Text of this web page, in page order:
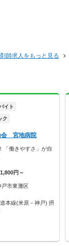
師求人をもっと見る
イト
ク
会 宮地病院
「働きやすさ」が自
円～
戸市東灘区
道本線(米原－神戸) 摂